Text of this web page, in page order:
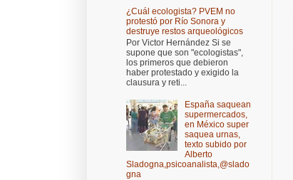
¿Cuál ecologista? PVEM no
protestó por Río Sonora y
destruye restos arqueológicos
Por Victor Hernández Si se
supone que son "ecologistas",
los primeros que debieron
haber protestado y exigido la
clausura y reti...
España saquean
supermercados,
en México super
saquea urnas,
texto subido por
Alberto
Sladogna,psicoanalista,@slado
gna